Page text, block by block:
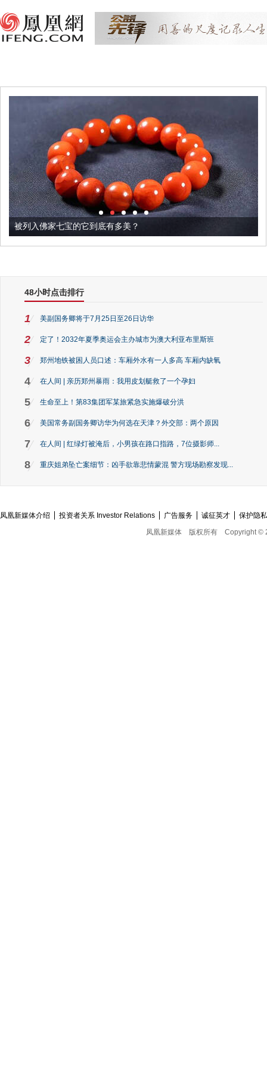
被列入佛家七宝的它到底有多美？
48小时点击排行
1 美副国务卿将于7月25日至26日访华
2 定了！2032年夏季奥运会主办城市为澳大利亚布里斯班
3 郑州地铁被困人员口述：车厢外水有一人多高 车厢内缺氧
4 在人间 | 亲历郑州暴雨：我用皮划艇救了一个孕妇
5 生命至上！第83集团军某旅紧急实施爆破分洪
6 美国常务副国务卿访华为何选在天津？外交部：两个原因
7 在人间 | 红绿灯被淹后，小男孩在路口指路，7位摄影师...
8 重庆姐弟坠亡案细节：凶手欲靠悲情蒙混 警方现场勘察发现...
凤凰新媒体介绍 投资者关系 Investor Relations 广告服务 诚征英才
保护隐
凤凰新媒体
版权所有 Copyright ©